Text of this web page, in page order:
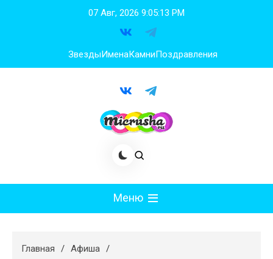
07 Авг, 2026 9:05:14 PM
ЗвездыИменаКамниПоздравления
Меню
Худеем
Главная
Афиша